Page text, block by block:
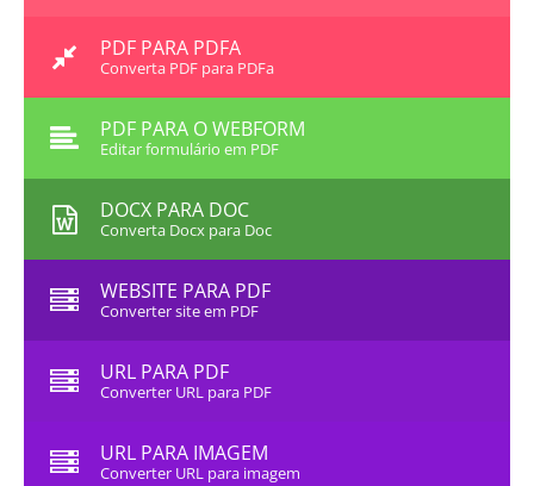
PDF PARA PDFA
Converta PDF para PDFa
PDF PARA O WEBFORM
Editar formulário em PDF
DOCX PARA DOC
Converta Docx para Doc
WEBSITE PARA PDF
Converter site em PDF
URL PARA PDF
Converter URL para PDF
URL PARA IMAGEM
Converter URL para imagem